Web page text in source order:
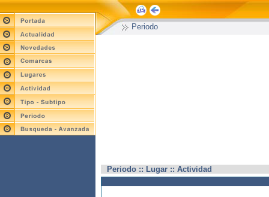
Periodo
Periodo :: Lugar :: Actividad